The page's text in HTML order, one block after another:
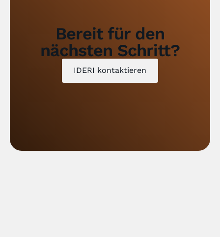
Bereit für den
nächsten Schritt?
IDERI kontaktieren